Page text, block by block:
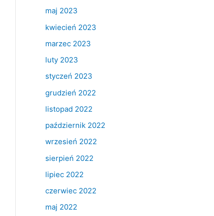
maj 2023
kwiecień 2023
marzec 2023
luty 2023
styczeń 2023
grudzień 2022
listopad 2022
październik 2022
wrzesień 2022
sierpień 2022
lipiec 2022
czerwiec 2022
maj 2022